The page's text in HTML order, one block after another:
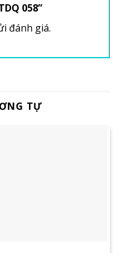
058”
đánh giá.
TỰ